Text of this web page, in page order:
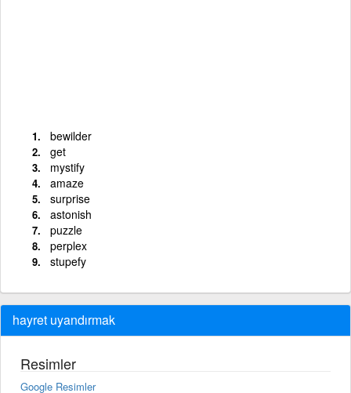
bewilder
get
mystify
amaze
surprise
astonish
puzzle
perplex
stupefy
hayret uyandırmak
Resimler
Google Resimler